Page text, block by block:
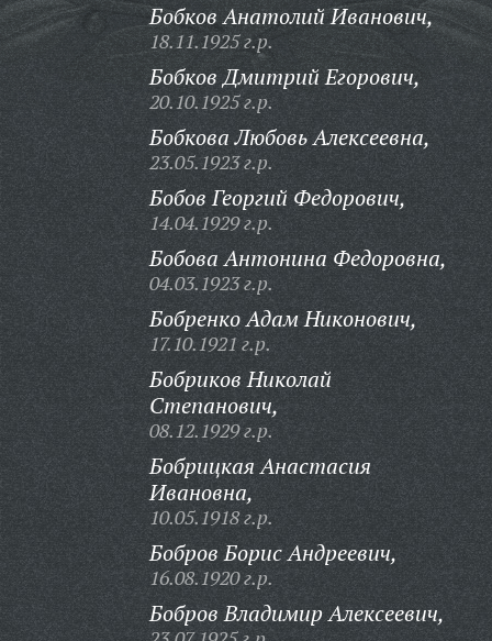
Бобков Анатолий Иванович,
18.11.1925 г.р.
Бобков Дмитрий Егорович,
20.10.1925 г.р.
Бобкова Любовь Алексеевна,
23.05.1923 г.р.
Бобов Георгий Федорович,
14.04.1929 г.р.
Бобова Антонина Федоровна,
04.03.1923 г.р.
Бобренко Адам Никонович,
17.10.1921 г.р.
Бобриков Николай
Степанович,
08.12.1929 г.р.
Бобрицкая Анастасия
Ивановна,
10.05.1918 г.р.
Бобров Борис Андреевич,
16.08.1920 г.р.
Бобров Владимир Алексеевич,